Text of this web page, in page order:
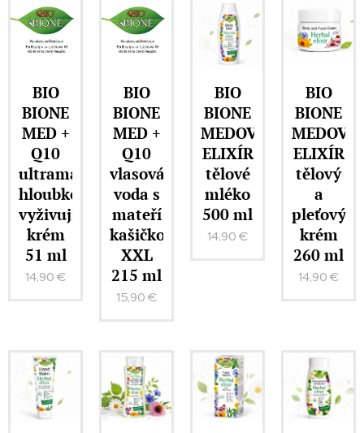
BIO
BIONE
MED +
Q10
ultramastný
hloubkově
vyživující
krém
51 ml
14,90 €
BIO
BIONE
MED +
Q10
vlasová
voda s
mateří
kašičkou
XXL
215 ml
15,90 €
BIO
BIONE
MEDOVÝ
ELIXÍR
tělové
mléko
500 ml
14,90 €
BIO
BIONE
MEDOVÝ
ELIXÍR
tělový
a
pleťový
krém
260 ml
14,90 €